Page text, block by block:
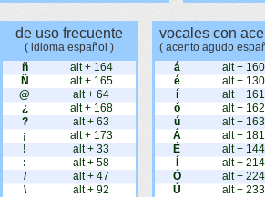
de uso frecuente
( idioma español )
ñ
alt + 164
Ñ
alt + 165
@
alt + 64
¿
alt + 168
?
alt + 63
¡
alt + 173
!
alt + 33
:
alt + 58
/
alt + 47
\
alt + 92
vocales con
( acento agudo
á
alt + 160
é
alt + 130
í
alt + 161
ó
alt + 162
ú
alt + 163
Á
alt + 181
É
alt + 144
alt + 214
Ó
alt + 224
Ú
alt + 233